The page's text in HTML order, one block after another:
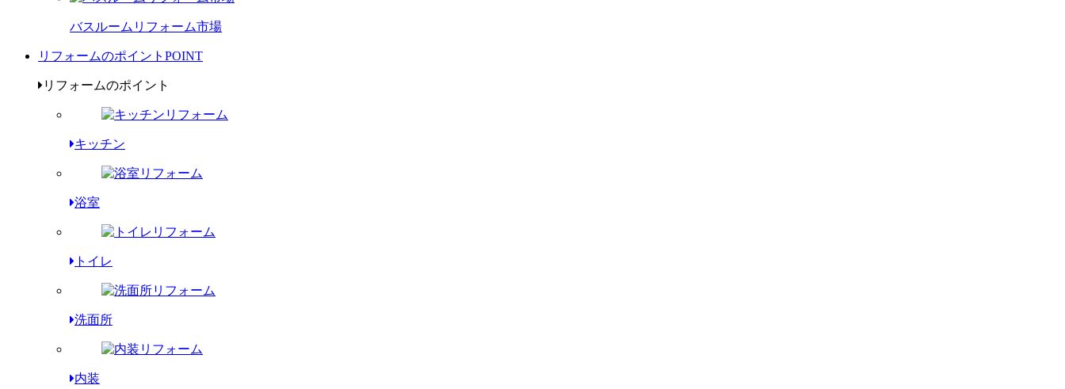
バスルームリフォーム市場
リフォームのポイント POINT
リフォームのポイント
キッチン
浴室
トイレ
洗面所
内装